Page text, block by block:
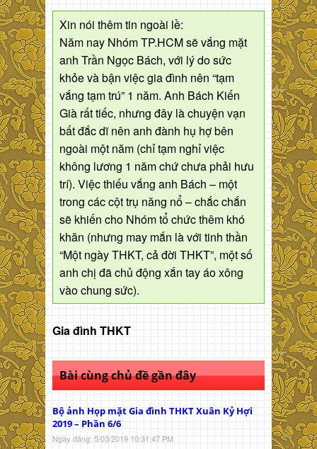
Xin nói thêm tin ngoài lề:
Năm nay Nhóm TP.HCM sẽ vắng mặt
anh Trần Ngọc Bách, với lý do sức
khỏe và bận việc gia đình nên “tạm
vắng tạm trú” 1 năm. Anh Bách Kiến
Già rất tiếc, nhưng đây là chuyện vạn
bất đắc dĩ nên anh đành hụ hợ bên
ngoài một năm (chỉ tạm nghỉ việc
không lương 1 năm chứ chưa phải hưu
trí). Việc thiếu vắng anh Bách – một
trong các cột trụ năng nổ – chắc chắn
sẽ khiến cho Nhóm tổ chức thêm khó
khăn (nhưng may mắn là với tinh thần
“Một ngày THKT, cả đời THKT”, một số
anh chị đã chủ động xắn tay áo xông
vào chung sức).
Gia đình THKT
Bài cùng chủ đề gần đây
Bộ ảnh Họp mặt Gia đình THKT Xuân Kỷ Hợi
2019 – Phần 6/6
Ngày đăng: 5/03/2019 10:31:47 PM